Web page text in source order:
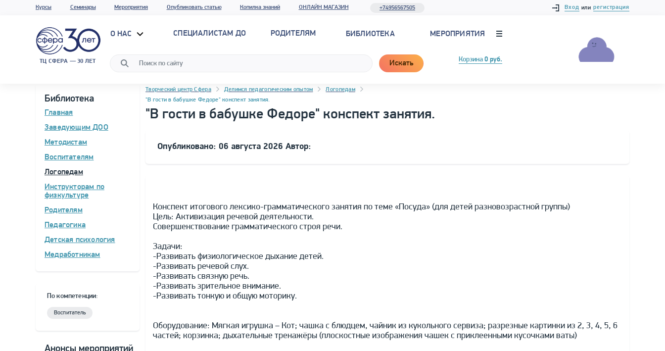
Курсы Семинары Мероприятия Опубликовать статью Копилка знаний ОНЛАЙН МАГАЗИН +74956567505 Вход или регистрация
ТЦ СФЕРА — 30 ЛЕТ
О НАС СПЕЦИАЛИСТАМ ДО РОДИТЕЛЯМ БИБЛИОТЕКА МЕРОПРИЯТИЯ
Искать Корзина 0 руб.
Библиотека
Главная
Заведующим ДОО
Методистам
Воспитателям
Логопедам
Инструкторам по
физкультуре
Родителям
Педагогика
Детская психология
Медработникам
По компетенции:
Воспитатель
Анонсы мероприятий
Навигация
Программа материала
Творческий центр Сфера Делимся педагогическим опытом
Логопедам
"В гости в бабушке Федоре" конспект занятия.
"В гости в бабушке Федоре" конспект занятия.
Опубликовано: 06 августа 2026 Автор:
Конспект итогового лексико-грамматического занятия по теме «Посуда» (для детей разновозрастной группы)
Цель: Активизация речевой деятельности.
Совершенствование грамматического строя речи.
Задачи:
-Развивать физиологическое дыхание детей.
-Развивать речевой слух.
-Развивать связную речь.
-Развивать зрительное внимание.
-Развивать тонкую и общую моторику.
Оборудование: Мягкая игрушка – Кот; чашка с блюдцем, чайник из кукольного сервиза; разрезные картинки из 2, 3, 4, 5, 6
частей; корзинка; дыхательные тренажёры (плоскостные изображения чашек с приклеенными кусочками ваты)